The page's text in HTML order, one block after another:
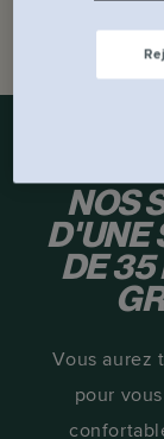
NOS
D'UNE
DE 35
Vous aurez
pour